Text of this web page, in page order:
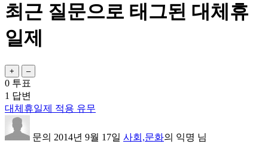
최근 질문으로 태그된 대체휴
일제
0 투표
1 답변
대체휴일제 적용 유무
문의 2014년 9월 17일 사회,문화의 익명 님